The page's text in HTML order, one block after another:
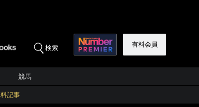
検索 有料会員
競馬
記事